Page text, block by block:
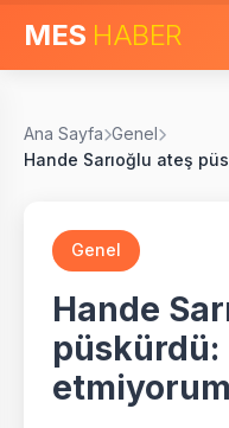
MES HABER
Ana Sayfa Genel
Hande Sarıoğlu ateş
Genel
Hande
püskürdü:
etmiyorum